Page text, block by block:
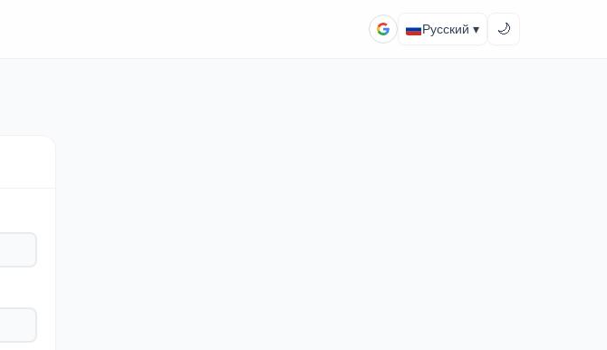
Русский ▾ 🌙